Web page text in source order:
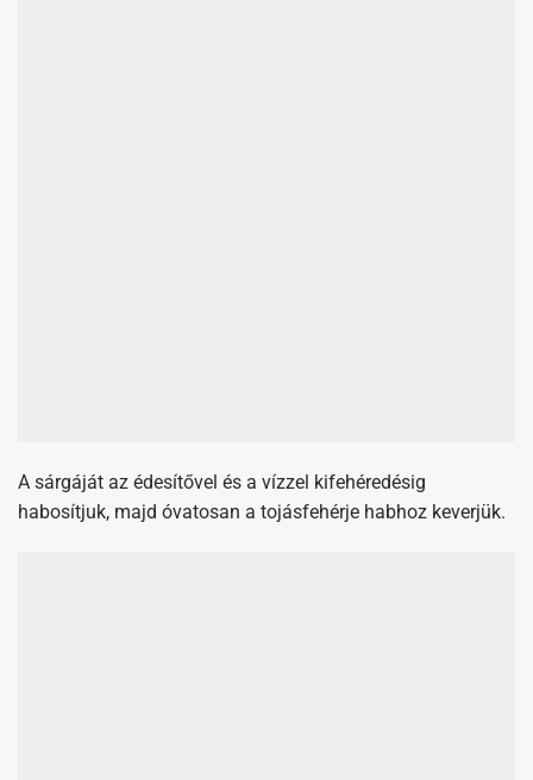
A sárgáját az édesítővel és a vízzel kifehéredésig
habosítjuk, majd óvatosan a tojásfehérje habhoz keverjük.